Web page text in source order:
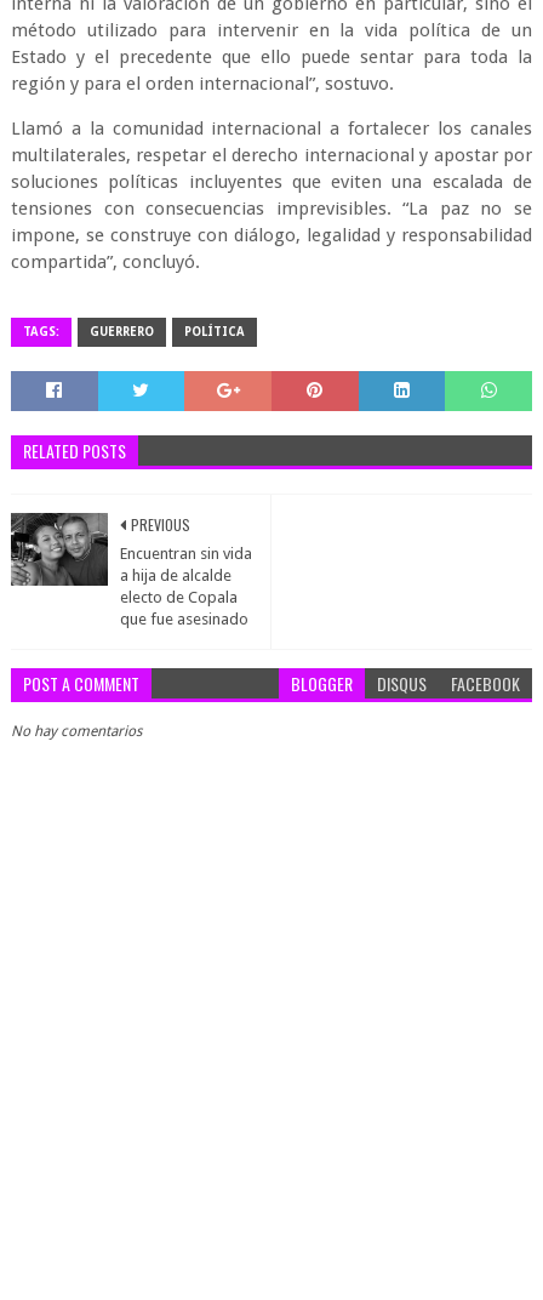
método utilizado para intervenir en la vida política de un
Estado y el precedente que ello puede sentar para toda la
región y para el orden internacional”, sostuvo.
Llamó a la comunidad internacional a fortalecer los canales
multilaterales, respetar el derecho internacional y apostar por
soluciones políticas incluyentes que eviten una escalada de
tensiones con consecuencias imprevisibles. “La paz no se
impone, se construye con diálogo, legalidad y responsabilidad
compartida”, concluyó.
TAGS: GUERRERO POLÍTICA
RELATED POSTS
PREVIOUS
Encuentran sin vida
a hija de alcalde
electo de Copala
que fue asesinado
POST A COMMENT BLOGGER DISQUS FACEBOOK
No hay comentarios